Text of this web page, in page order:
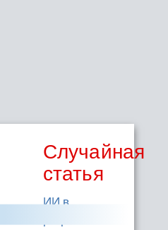
Случайная
статья
ИИ в